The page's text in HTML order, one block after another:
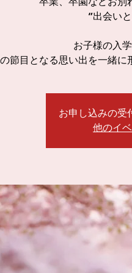
”出会い
お子様の入
節目となる思い出を一緒
お申し込みの受
他のイ